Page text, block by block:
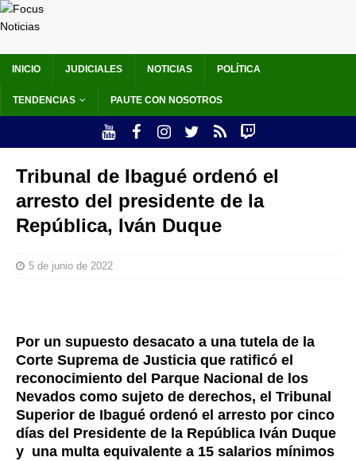
INICIO JUDICIALES NOTICIAS POLÍTICA
TENDENCIAS PAUTE CON NOSOTROS
Tribunal de Ibagué ordenó el
arresto del presidente de la
República, Iván Duque
5 de junio de 2022
Por un supuesto desacato a una tutela de la
Corte Suprema de Justicia que ratificó el
reconocimiento del Parque Nacional de los
Nevados como sujeto de derechos, el Tribunal
Superior de Ibagué ordenó el arresto por cinco
días del Presidente de la República Iván Duque
y una multa equivalente a 15 salarios mínimos